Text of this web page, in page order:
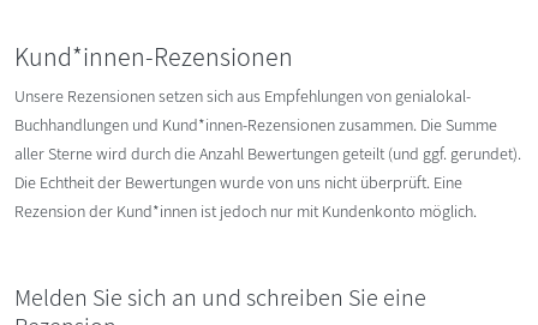
Kund*innen-Rezensionen
Unsere Rezensionen setzen sich aus Empfehlungen von genialokal-
Buchhandlungen und Kund*innen-Rezensionen zusammen. Die Summe
aller Sterne wird durch die Anzahl Bewertungen geteilt (und ggf. gerundet).
Die Echtheit der Bewertungen wurde von uns nicht überprüft. Eine
Rezension der Kund*innen ist jedoch nur mit Kundenkonto möglich.
Melden Sie sich an und schreiben Sie eine